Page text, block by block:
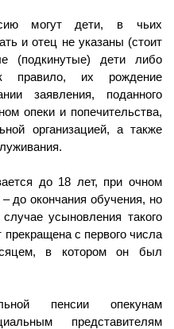
могут дети, в чьих
и отец не указаны (стоит
(подкинутые) дети либо
правило, их рождение
заявления, поданного
опеки и попечительства,
организацией, а также
до 18 лет, при очном
до окончания обучения, но
усыновления такого
с первого числа
в котором он был
пенсии опекунам
представителям